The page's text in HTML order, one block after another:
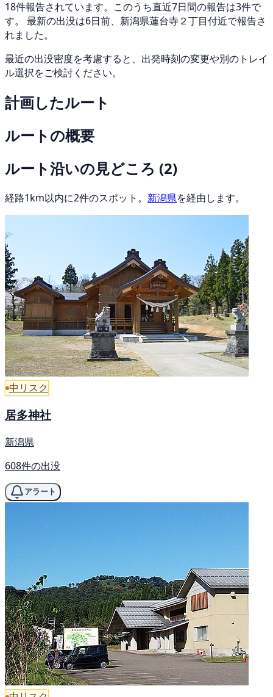
18件報告されています。このうち直近7日間の報告は3件で
す。 最新の出没は6日前、新潟県蓮台寺２丁目付近で報告さ
れました。
最近の出没密度を考慮すると、出発時刻の変更や別のトレイ
ル選択をご検討ください。
計画したルート
ルートの概要
ルート沿いの見どころ (2)
経路1km以内に2件のスポット。 新潟県を経由します。
中リスク
居多神社
新潟県
608件の出没
アラート